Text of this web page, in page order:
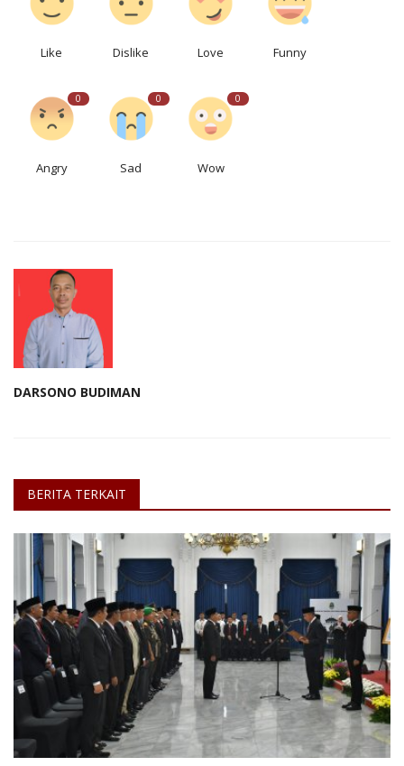
Like Dislike Love Funny
0
Angry
0
Sad
0
Wow
DARSONO BUDIMAN
BERITA TERKAIT